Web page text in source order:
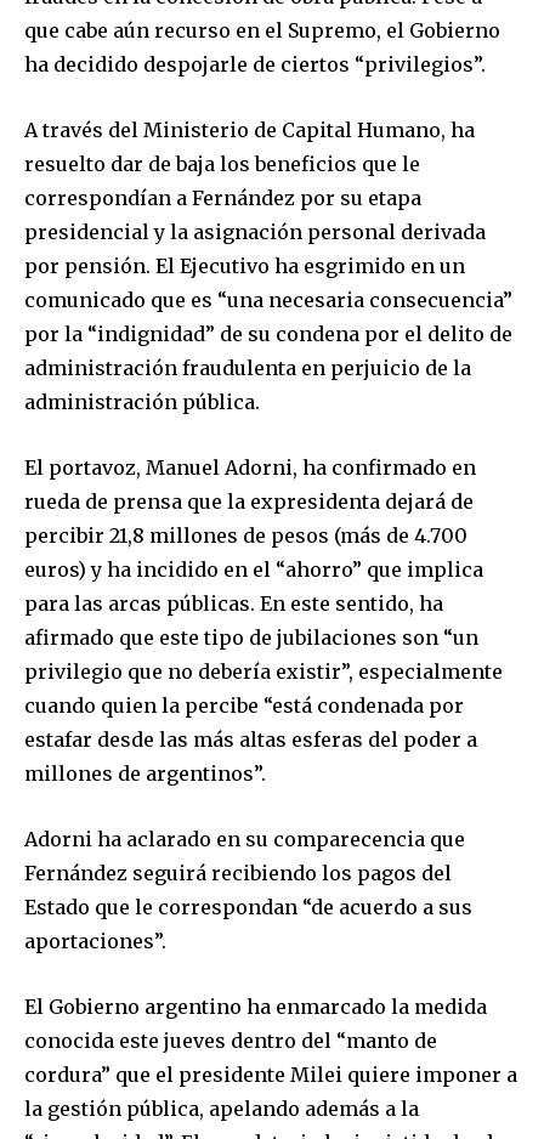
Join our community of
SUBSCRIBERS and be part of the
To subscribe, simply enter your email address on our website
or click the subscribe button below. Don't worry, we respect
your privacy and won't spam your inbox. Your information is
safe with us.
que cabe aún recurso en el Supremo, el Gobierno
ha decidido despojarle de ciertos “privilegios”.
A través del Ministerio de Capital Humano, ha
resuelto dar de baja los beneficios que le
correspondían a Fernández por su etapa
presidencial y la asignación personal derivada
por pensión. El Ejecutivo ha esgrimido en un
comunicado que es “una necesaria consecuencia”
por la “indignidad” de su condena por el delito de
administración fraudulenta en perjuicio de la
administración pública.
El portavoz, Manuel Adorni, ha confirmado en
rueda de prensa que la expresidenta dejará de
percibir 21,8 millones de pesos (más de 4.700
euros) y ha incidido en el “ahorro” que implica
para las arcas públicas. En este sentido, ha
afirmado que este tipo de jubilaciones son “un
privilegio que no debería existir”, especialmente
cuando quien la percibe “está condenada por
estafar desde las más altas esferas del poder a
millones de argentinos”.
Adorni ha aclarado en su comparecencia que
Fernández seguirá recibiendo los pagos del
Estado que le correspondan “de acuerdo a sus
aportaciones”.
El Gobierno argentino ha enmarcado la medida
conocida este jueves dentro del “manto de
cordura” que el presidente Milei quiere imponer a
la gestión pública, apelando además a la